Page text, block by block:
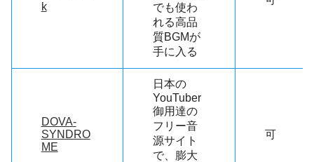
k
でも使わ
れる高品
質BGMが
手に入る
DOVA-
SYNDRO
ME
日本の
YouTuber
御用達の
フリー音
源サイト
で、膨大
可